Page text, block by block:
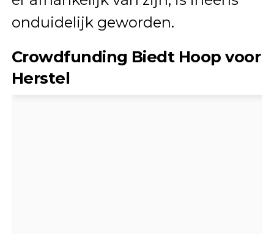
onduidelijk geworden.
Crowdfunding Biedt Hoop voor
Herstel